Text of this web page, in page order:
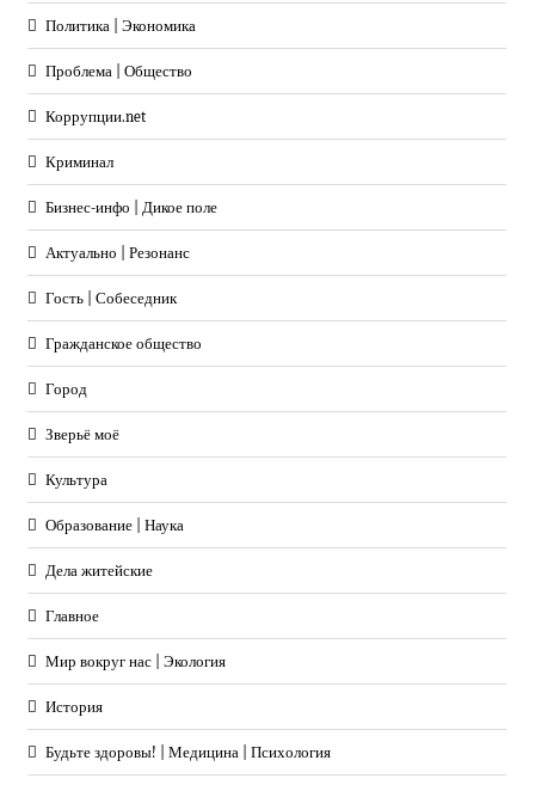
Политика | Экономика
Проблема | Общество
Коррупции.net
Криминал
Бизнес-инфо | Дикое поле
Актуально | Резонанс
Гость | Собеседник
Гражданское общество
Город
Зверьё моё
Культура
Образование | Наука
Дела житейские
Главное
Мир вокруг нас | Экология
История
Будьте здоровы! | Медицина | Психология